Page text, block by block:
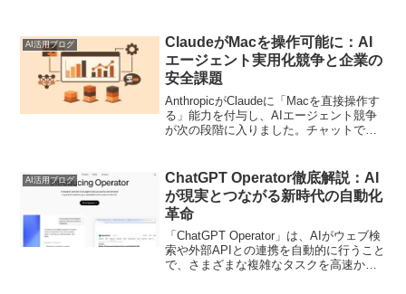
AI活用ブログ
ClaudeがMacを操作可能に：AI
エージェント実用化競争と企業の
安全課題
AnthropicがClaudeに「Macを直接操作す
る」能力を付与し、AIエージェント競争
が次の段階に入りました。チャットで助
つまり“作業者”として振る舞う方向で
す。...
AI活用ブログ
ChatGPT Operator徹底解説：AI
が現実とつながる新時代の自動化
革命
「ChatGPT Operator」は、AIがウェブ検
索や外部APIとの連携を自動的に行うこと
で、さまざまな複雑なタスクを高速かつ